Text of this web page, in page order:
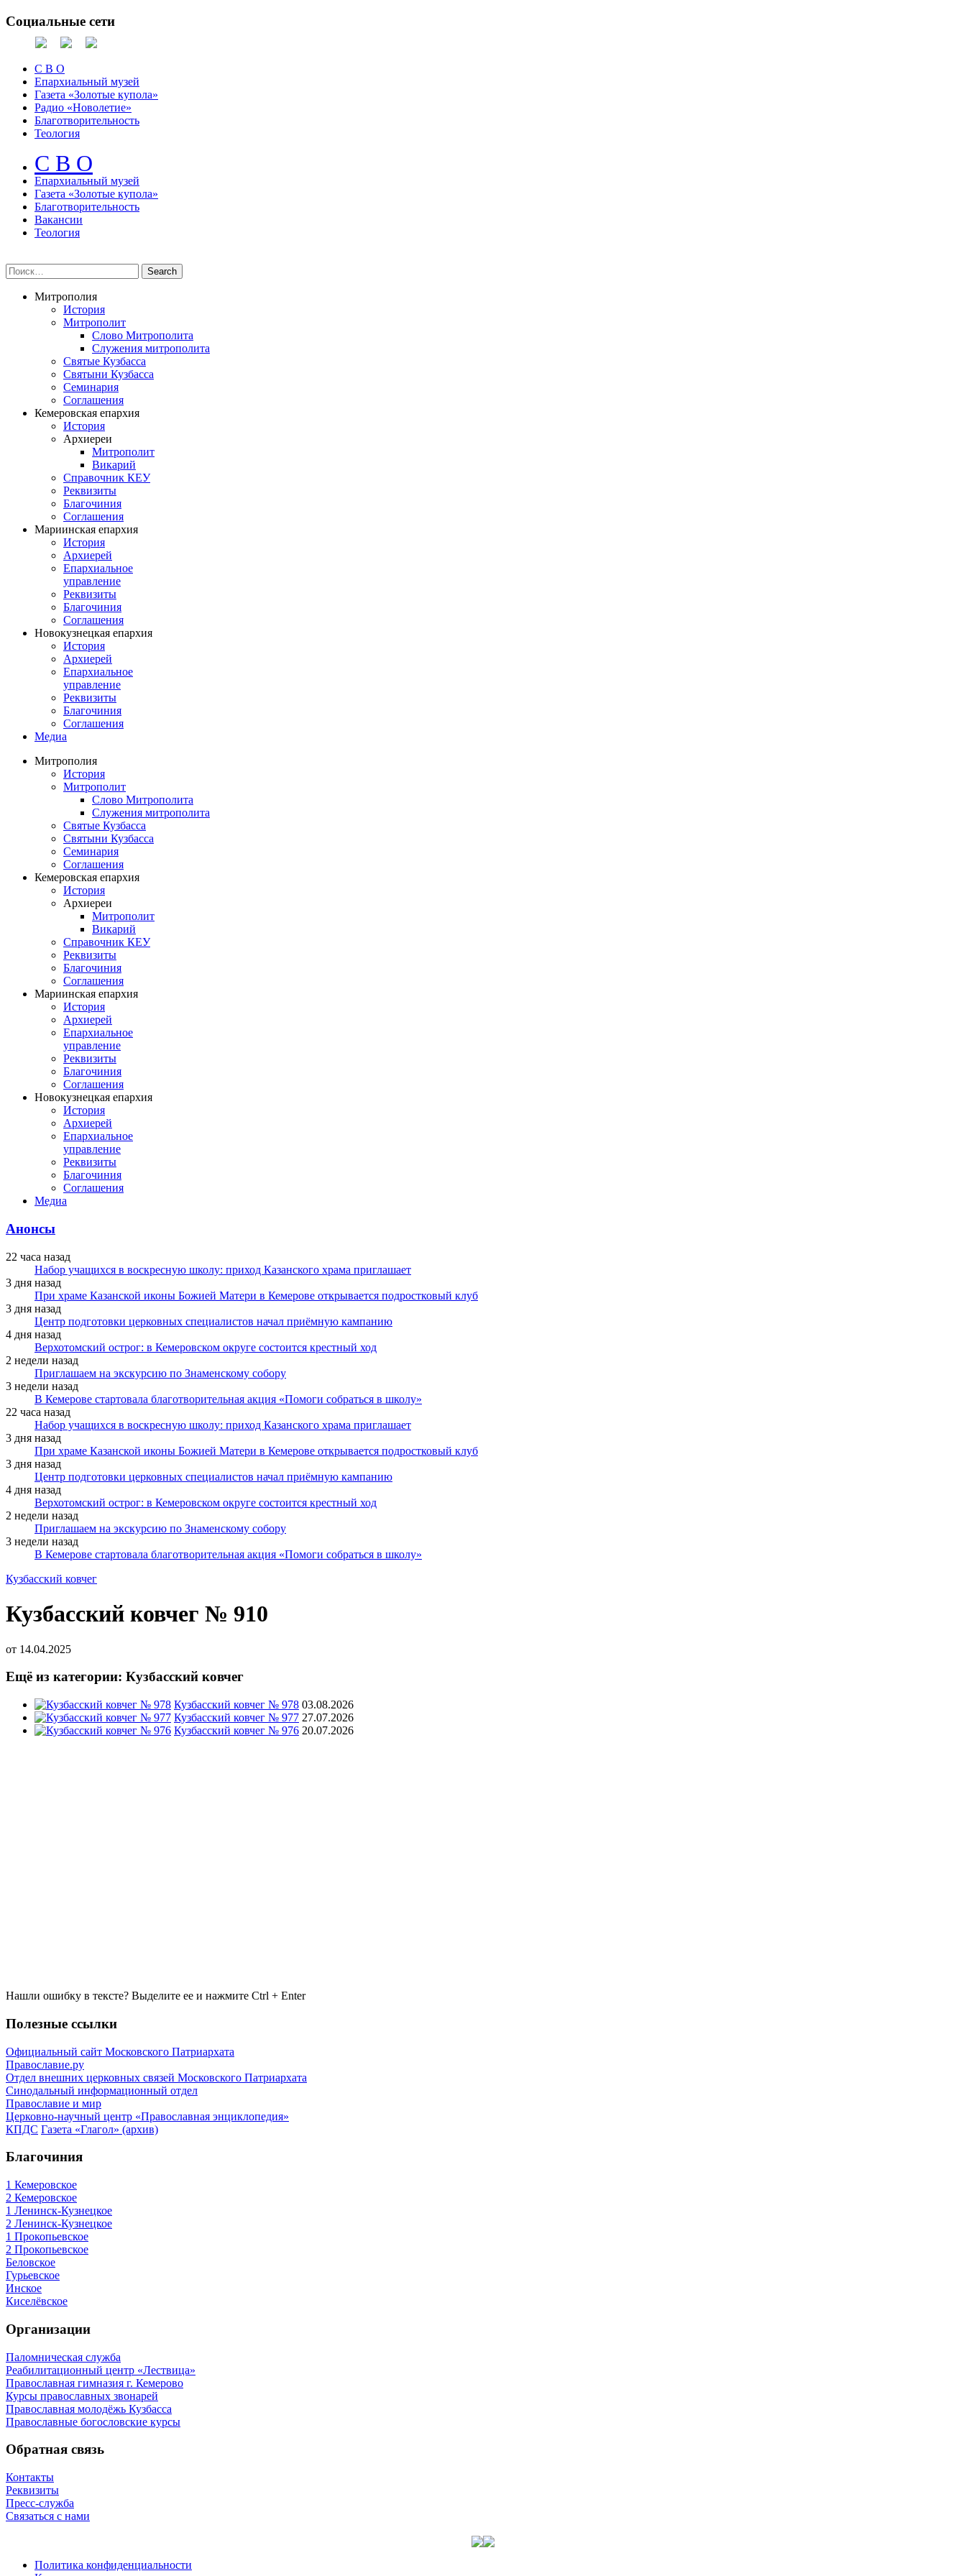
Социальные сети
С В О
Епархиальный музей
Газета «Золотые купола»
Радио «Новолетие»
Благотворительность
Теология
С В О
Епархиальный музeй
Газета «Золотые купола»
Благотворительность
Вакансии
Теология
Митрополия
История
Митрополит
Слово Митрополита
Служения митрополита
Святые Кузбасса
Святыни Кузбасса
Семинария
Соглашения
Кемеровская епархия
История
Архиереи
Митрополит
Викарий
Справочник КЕУ
Реквизиты
Благочиния
Соглашения
Мариинская епархия
История
Архиерей
Епархиальное
управление
Реквизиты
Благочиния
Соглашения
Новокузнецкая епархия
История
Архиерей
Епархиальное
управление
Реквизиты
Благочиния
Соглашения
Медиа
Митрополия
История
Митрополит
Слово Митрополита
Служения митрополита
Святые Кузбасса
Святыни Кузбасса
Семинария
Соглашения
Кемеровская епархия
История
Архиереи
Митрополит
Викарий
Справочник КЕУ
Реквизиты
Благочиния
Соглашения
Мариинская епархия
История
Архиерей
Епархиальное
управление
Реквизиты
Благочиния
Соглашения
Новокузнецкая епархия
История
Архиерей
Епархиальное
управление
Реквизиты
Благочиния
Соглашения
Медиа
Анонсы
22 часа назад
Набор учащихся в воскресную школу: приход Казанского храма приглашает
3 дня назад
При храме Казанской иконы Божией Матери в Кемерове открывается подростковый клуб
3 дня назад
Центр подготовки церковных специалистов начал приёмную кампанию
4 дня назад
Верхотомский острог: в Кемеровском округе состоится крестный ход
2 недели назад
Приглашаем на экскурсию по Знаменскому собору
3 недели назад
В Кемерове стартовала благотворительная акция «Помоги собраться в школу»
22 часа назад
Набор учащихся в воскресную школу: приход Казанского храма приглашает
3 дня назад
При храме Казанской иконы Божией Матери в Кемерове открывается подростковый клуб
3 дня назад
Центр подготовки церковных специалистов начал приёмную кампанию
4 дня назад
Верхотомский острог: в Кемеровском округе состоится крестный ход
2 недели назад
Приглашаем на экскурсию по Знаменскому собору
3 недели назад
В Кемерове стартовала благотворительная акция «Помоги собраться в школу»
Кузбасский ковчег
Кузбасский ковчег № 910
от 14.04.2025
Ещё из категории: Кузбасский ковчег
Кузбасский ковчег № 978 03.08.2026
Кузбасский ковчег № 977 27.07.2026
Кузбасский ковчег № 976 20.07.2026
Нашли ошибку в тексте? Выделите ее и нажмите Ctrl + Enter
Полезные ссылки
Официальный сайт Московского Патриархата
Православие.ру
Отдел внешних церковных связей Московского Патриархата
Синодальный информационный отдел
Православие и мир
Церковно-научный центр «Православная энциклопедия»
КПДС Газета «Глагол» (архив)
Благочиния
1 Кемеровское
2 Кемеровское
1 Ленинск-Кузнецкое
2 Ленинск-Кузнецкое
1 Прокопьевское
2 Прокопьевское
Беловское
Гурьевское
Инское
Киселёвское
Организации
Паломническая служба
Реабилитационный центр «Лествица»
Православная гимназия г. Кемерово
Курсы православных звонарей
Православная молодёжь Кузбасса
Православные богословские курсы
Обратная связь
Контакты
Реквизиты
Пресс-служба
Связаться с нами
Политика конфиденциальности